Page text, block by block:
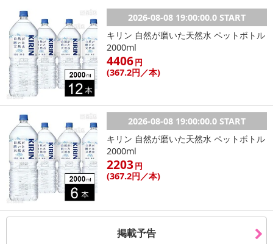
【賞味・消費期限のある商品について】
商品到着時点でのお日持ち期間は、配送日数などにより異なります
のでご了承ください。
【キャンセルについて】
※お申込み後のキャンセルはお受けできません。
記載されている内容を必ずご確認いただき、お届けする商品セット
にご納得いただきましたうえでお申し込みください。
※パッケージ変更や商品リニューアル（成分など含む）等により、
参考の掲載画像や画像内のバーコードなど、お届け商品と多少異な
る場合がございます。
また、[新たな加工食品の原料原産地表示制度]の経過措置期間の終
了により、商品詳細内に記載の原産国・原材料の表記が旧表記の場
合がございます。
あらかじめご了承いただいた上でお申込みください。なお、本理由
によるお申込み後のキャンセル・返品交換は対応いたしかねます。
2026-08-08 19:00:00.0 START
キリン 自然が磨いた天然水 ペットボトル
2000ml
4406円
(367.2円 ／本)
2026-08-08 19:00:00.0 START
キリン 自然が磨いた天然水 ペットボトル
2000ml
2203円
(367.2円／本)
掲載予告